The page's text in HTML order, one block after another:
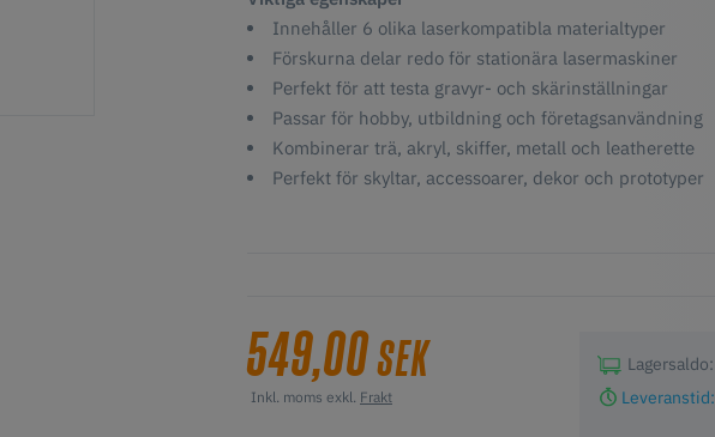
Innehåller 6 olika laserkompatibla materialtyper
Förskurna delar redo för stationära lasermaskiner
Perfekt för att testa gravyr- och skärinställningar
Passar för hobby, utbildning och företagsanvändning
Kombinerar trä, akryl, skiffer, metall och leatherette
Perfekt för skyltar, accessoarer, dekor och prototyper
549,00SEK
Inkl. moms exkl. Frakt
Lagersaldo:
Leveranstid: